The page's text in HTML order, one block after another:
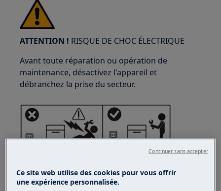
ATTENTION ! RISQUE DE CHOC ÉLECTRIQUE
Avant toute réparation ou opération de
maintenance, désactivez l'appareil et
débranchez la prise du secteur.
Ce site web utilise des cookies pour vous offrir
une expérience personnalisée.
Continuer sans accepter